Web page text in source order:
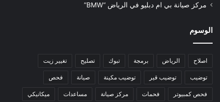
مركز صيانة بي ام دبليو في الرياض “BMW”
الوسوم
اصلاح الرياض برمجة تبوك تصليح تغيير زيت
توضيب توضيب قير توضيب مكينة صيانة فحص
فحص كمبيوتر فحمات مركز صيانة مساعدات ميكانيكي